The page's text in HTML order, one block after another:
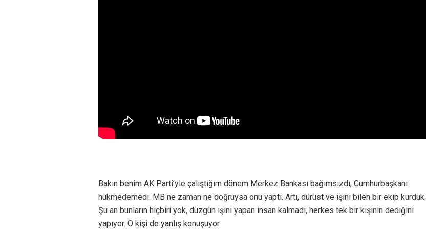
Bakın benim AK Parti’yle çalıştığım dönem Merkez Bankası bağımsızdı, Cumhurbaşkanı
hükmedemedi. MB ne zaman ne doğruysa onu yaptı. Artı, dürüst ve işini bilen bir ekip kurduk.
Şu an bunların hiçbiri yok, düzgün işini yapan insan kalmadı, herkes tek bir kişinin dediğini
yapıyor. O kişi de yanlış konuşuyor.